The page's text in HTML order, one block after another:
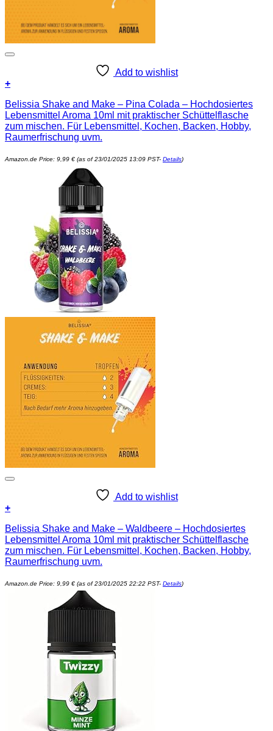
Add to wishlist
+
Belissia Shake and Make – Pina Colada – Hochdosiertes
Lebensmittel Aroma 10ml mit praktischer Schüttelflasche
zum mischen. Für Lebensmittel, Kochen, Backen, Hobby,
Raumerfrischung uvm.
Amazon.de Price: 9,99 € (as of 23/01/2025 13:09 PST- Details)
Add to wishlist
+
Belissia Shake and Make – Waldbeere – Hochdosiertes
Lebensmittel Aroma 10ml mit praktischer Schüttelflasche
zum mischen. Für Lebensmittel, Kochen, Backen, Hobby,
Raumerfrischung uvm.
Amazon.de Price: 9,99 € (as of 23/01/2025 22:22 PST- Details)